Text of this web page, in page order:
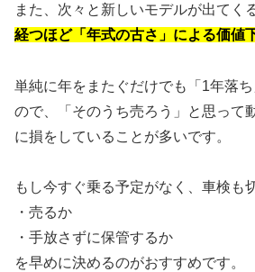
また、次々と新しいモデルが出てく
経つほど「年式の古さ」による価値
単純に年をまたぐだけでも「1年落
ので、「そのうち売ろう」と思って
に損をしていることが多いです。
もし今すぐ乗る予定がなく、車検も
・売るか
・手放さずに保管するか
を早めに決めるのがおすすめです。